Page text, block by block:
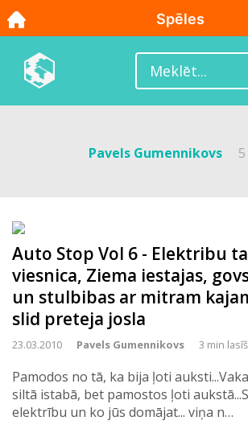
Pavels Gumennikovs
Auto Stop Vol 6 - Elektribu
viesnica, Ziema iestajas,
un stulbibas ar mitram
slid preteja josla
23.03.2010 Pavels Gumennikovs 3 min
Pamodos no tā, ka bija ļoti
siltā istabā, bet pamostos ļoti
elektrību un ko jūs domājat... viņa n…